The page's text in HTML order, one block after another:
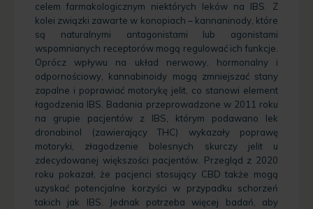
celem farmakologicznym niektórych leków na IBS. Z
kolei związki zawarte w konopiach – kannaninody, które
są naturalnymi antagonistami lub agonistami
wspomnianych receptorów mogą regulować ich funkcje.
Oprócz wpływu na układ nerwowy, hormonalny i
odpornościowy, kannabinoidy mogą zmniejszać stany
zapalne i poprawiać motorykę jelit, co stanowi element
łagodzenia IBS. Badania przeprowadzone w 2011 roku
na grupie pacjentów z IBS, którym podawano lek
dronabinol (zawierający THC) wykazały poprawę
motoryki, złagodzenie bolesnych skurczy jelit u
zdecydowanej większości pacjentów. Przegląd z 2020
roku pokazał, że pacjenci stosujący CBD także mogą
uzyskać potencjalne korzyści w przypadku schorzeń
takich jak IBS. Jednak potrzeba więcej badań, aby